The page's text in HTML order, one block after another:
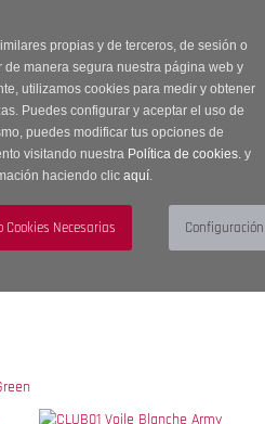
propias y de terceros, de sesión o
manera segura nuestra página web y
utilizamos cookies para medir y obtener
Puedes configurar y aceptar el uso de
puedes modificar tus opciones de
visitando nuestra Política de cookies.y
haciendo clic aquí.
con código OUTLET20